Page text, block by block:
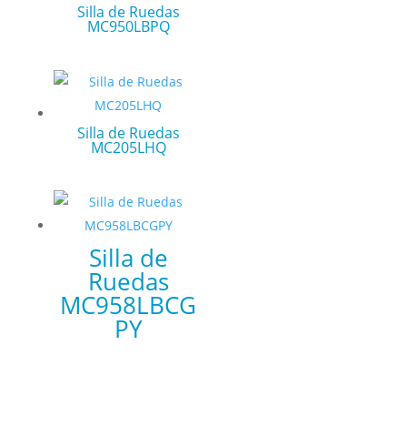
Silla de Ruedas
MC950LBPQ
Silla de Ruedas
MC205LHQ
Silla de
Ruedas
MC958LBCG
PY